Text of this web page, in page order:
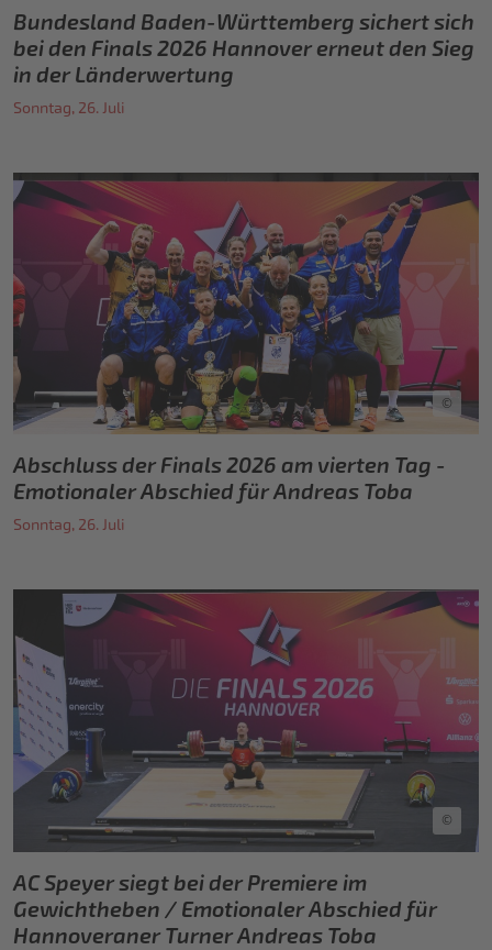
Bundesland Baden-Württemberg sichert sich
bei den Finals 2026 Hannover erneut den Sieg
in der Länderwertung
Sonntag, 26. Juli
©
Abschluss der Finals 2026 am vierten Tag -
Emotionaler Abschied für Andreas Toba
Sonntag, 26. Juli
©
AC Speyer siegt bei der Premiere im
Gewichtheben / Emotionaler Abschied für
Hannoveraner Turner Andreas Toba